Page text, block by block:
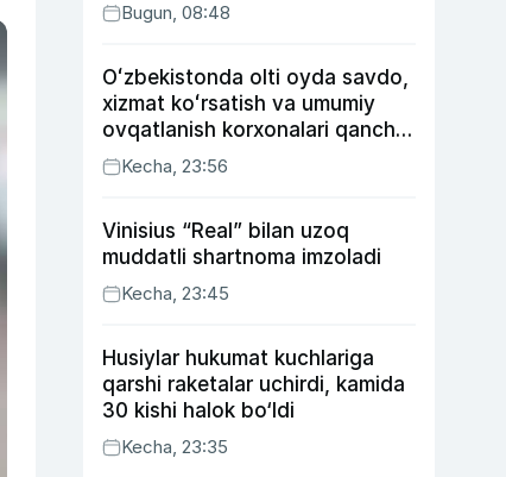
Bugun, 08:48
Oʻzbekistonda olti oyda savdo,
xizmat koʻrsatish va umumiy
ovqatlanish korxonalari qancha
soliq toʻlagani ochiqlandi
Kecha, 23:56
Vinisius “Real” bilan uzoq
muddatli shartnoma imzoladi
Kecha, 23:45
Husiylar hukumat kuchlariga
qarshi raketalar uchirdi, kamida
30 kishi halok bo‘ldi
Kecha, 23:35